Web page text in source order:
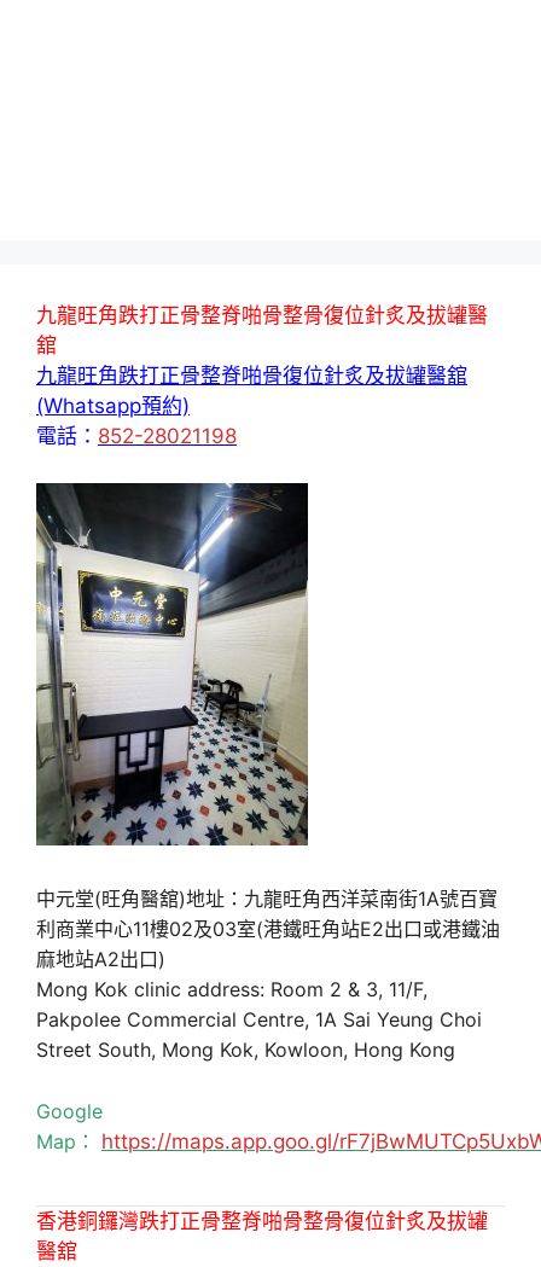
九龍旺角跌打正骨整脊啪骨整骨復位針炙及拔罐醫
舘
九龍旺角跌打正骨整脊啪骨復位針炙及拔罐醫舘
(Whatsapp預約)
電話： 852-28021198
中元堂(旺角醫舘)地址：九龍旺角西洋菜南街1A號百寶
利商業中心11樓02及03室(港鐵旺角站E2出口或港鐵油
麻地站A2出口)
Mong Kok clinic address: Room 2 & 3, 11/F,
Pakpolee Commercial Centre, 1A Sai Yeung Choi
Street South, Mong Kok, Kowloon, Hong Kong
Google
Map： https://maps.app.goo.gl/
香港銅鑼灣跌打正骨整脊啪骨整骨復位針炙及拔罐
醫舘